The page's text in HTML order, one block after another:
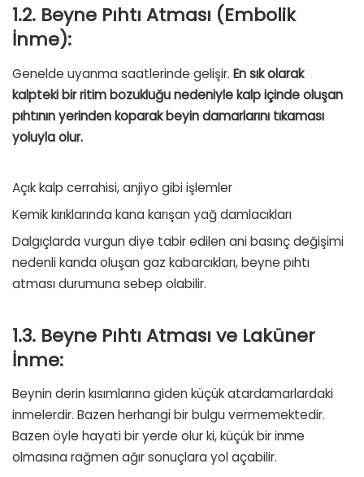
1.2. Beyne Pıhtı Atması (Embolik
İnme):
Genelde uyanma saatlerinde gelişir. En sık olarak
kalpteki bir ritim bozukluğu nedeniyle kalp içinde oluşan
pıhtının yerinden koparak beyin damarlarını tıkaması
yoluyla olur.
Açık kalp cerrahisi, anjiyo gibi işlemler
Kemik kırıklarında kana karışan yağ damlacıkları
Dalgıçlarda vurgun diye tabir edilen ani basınç değişimi
nedenli kanda oluşan gaz kabarcıkları, beyne pıhtı
atması durumuna sebep olabilir.
1.3. Beyne Pıhtı Atması ve Laküner
İnme:
Beynin derin kısımlarına giden küçük atardamarlardaki
inmelerdir. Bazen herhangi bir bulgu vermemektedir.
Bazen öyle hayati bir yerde olur ki, küçük bir inme
olmasına rağmen ağır sonuçlara yol açabilir.